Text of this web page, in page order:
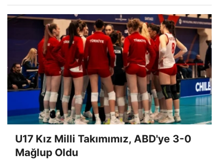
U17 Kız Milli Takımımız, ABD'ye 3-0
Mağlup Oldu